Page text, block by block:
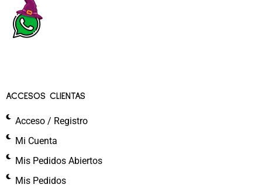
ACCESOS CLIENTAS
Acceso / Registro
Mi Cuenta
Mis Pedidos Abiertos
Mis Pedidos